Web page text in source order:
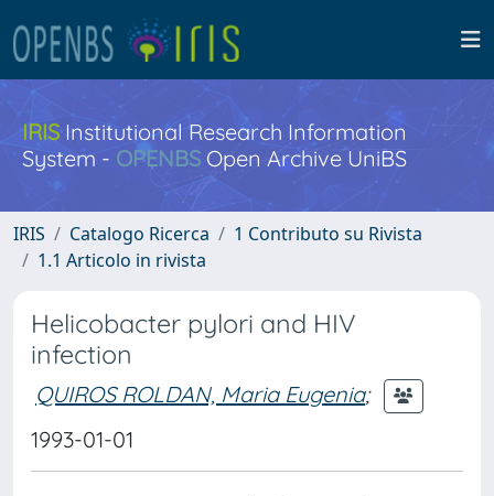
IRISInstitutional Research Information
System - OPENBS Open Archive UniBS
IRIS Catalogo Ricerca
1 Contributo su Rivista
1.1 Articolo in rivista
Helicobacter pylori and HIV
infection
QUIROS ROLDAN, Maria Eugenia;
1993-01-01